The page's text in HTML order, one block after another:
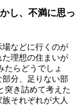
し、不満に思っ
などに行くのが
理想の住まいが
たらどうでしょ
分、足りない部
突き詰めて考えた
族それぞれが大人